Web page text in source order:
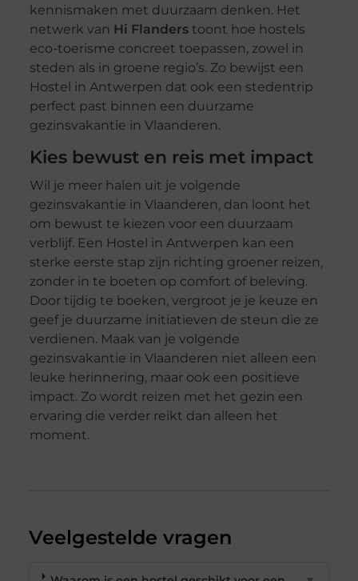
kennismaken met duurzaam denken. Het
netwerk van Hi Flanderstoont hoe hostels
eco-toerisme concreet toepassen, zowel in
steden als in groene regio’s. Zo bewijst een
Hostel in Antwerpen dat ook een stedentrip
perfect past binnen een duurzame
gezinsvakantie in Vlaanderen.
Kies bewust en reis met impact
Wil je meer halen uit je volgende
gezinsvakantie in Vlaanderen, dan loont het
om bewust te kiezen voor een duurzaam
verblijf. Een Hostel in Antwerpen kan een
sterke eerste stap zijn richting groener reizen,
zonder in te boeten op comfort of beleving.
Door tijdig te boeken, vergroot je je keuze en
geef je duurzame initiatieven de steun die ze
verdienen. Maak van je volgende
gezinsvakantie in Vlaanderen niet alleen een
leuke herinnering, maar ook een positieve
impact. Zo wordt reizen met het gezin een
ervaring die verder reikt dan alleen het
moment.
Veelgestelde vragen